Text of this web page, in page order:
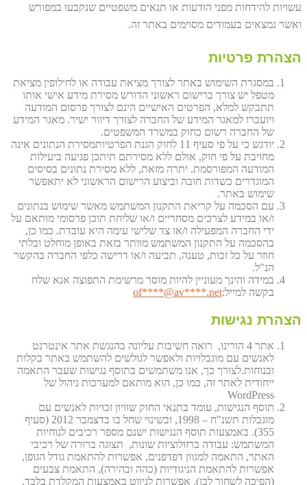
עשויות להידחות מפני הודעות או תנאים משפטיים שנקבעו במפורש
ואשר נמצאים בעמודים מסוימים באתר זה.
הצהרת פרטיות
במסגרת השימוש באתר לצורך מציאת עבודה או לחילופין מציאת
מטפל יש צורך ברישום ראשוני הדורש מסירת מידע אישי אותו
תתבקש למלא, הפרטים האישיים הינם לצורך פרסום המודעה
ויועברו למאגר המידע של החברה לצורך דיוור ישיר. מאגר המידע
של החברה רשום כחוק במשרד המשפטים.
יודגש כי על פי סעיף 11 לחוק הגנת הפרטיותמסירת הנתונים אינה
מחויבת על פי חוק, אולם ללא מסירתם תיתכן פגיעה ביעילות
המודעה המפורסמת. יתרה מזאת, ללא מסירת נתונים בסיסים
המוגדרים כשדות חובה וביצוע הרישום הראשוני לא יתאפשר
שימוש באתר.
עם הסכמה על קריאת התקנון המשתמש מאשר שימוש בנתונים
ו/או במידע לצרכים מסחריים ו/או שליחת תוכן פרסומי מותאם על
ידי החברה המפעילה ו/או צד שלישי עימה היא עובדת. כמו כן,
בהסכמה על התקנון המשתמש מוותר בזאת באופן מוחלט ובלתי
חוזר על כל זכות, טענה, תביעה ו/או דרישה כלפי החברה בהקשר
הנ"ל.
במידה והינך מעוניין להיות מוסר מרשימת התפוצה אנא שלח
בקשה למייל:
of****@av****.net
הצהרת נגישות
אתר 4 הורינו, רואה חשיבות עליונה בהנגשת אתר אינטרנט
לאנשים עם מוגבלויות ולאפשר לגולשים להשתמש באתר בקלות
ובנוחות.לצורך כך, אנו משתמשים בתוסף נגישות שעבר התאמה
ייחודית לאתר זה, כמו כן, הוא מותאם למערכות ניהול של
WordPress
תוסף הנגישות, עומד בתנאי החוק שוויון זכויות לאנשים עם
מוגבלות תשנ"ח – 1998, ובשינוי שחל בו בדצמבר 2012 (סעיף
355). באמצעות תוסף הנגישות ישנם מספר רכיבים לנוחיות
המשתמש: עבודה ברזולוציות שונות, תצוגה ברורה של רכיבי
האתר, התאמה למגוון דפדפנים, אפשרות להתאמת גודל הגופן,
אפשרות להתאמת הניגודיות (כהה ובהירה), התאמת צבעים
(הפיכה לשחור לבן), אפשרות לניווט באמצעות המקלדת בלבד,